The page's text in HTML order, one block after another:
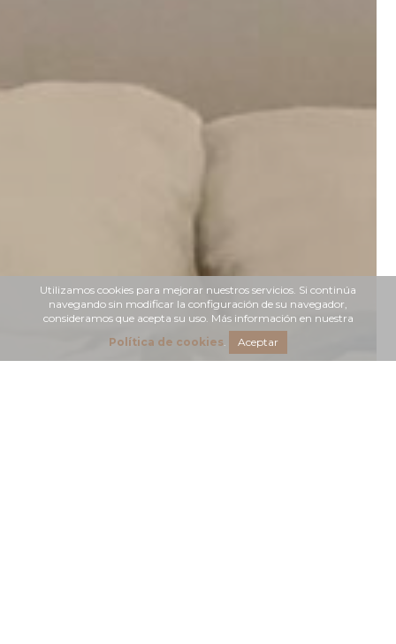
Utilizamos cookies para mejorar nuestros servicios. Si continúa
navegando sin modificar la configuración de su navegador,
consideramos que acepta su uso. Más información en nuestra
Política de cookies. Aceptar